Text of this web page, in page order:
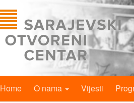
Home O nama Vijesti